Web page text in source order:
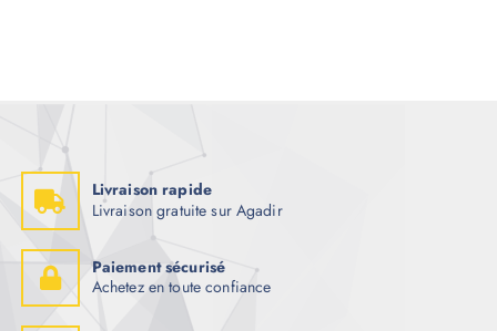
Livraison rapide
Livraison gratuite sur Agadir
Paiement sécurisé
Achetez en toute confiance